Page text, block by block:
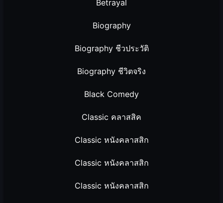
Betrayal
Biography
Biography ชีวประวัติ
Biography ชีวิตจริง
Black Comedy
Classic คลาสสิค
Classic หนังคลาสสิก
Classic หนังคลาสสิก
Classic หนังคลาสสิก